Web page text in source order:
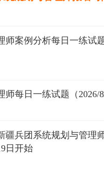
师案例分析每日一练试
师每日一练试题（2026/8/
疆兵团系统规划与管理
日开始